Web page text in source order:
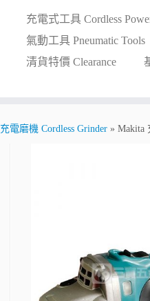
充電式工具 Cordless
氣動工具 Pneumatic Tools
清貨特價 Clearance
充電磨機 Cordless Grinder » Makita